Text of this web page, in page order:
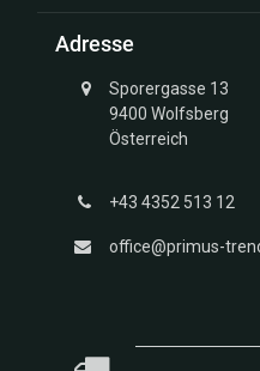
Adresse
Sporergasse 13
9400 Wolfsberg
Österreich
+43 4352 513 12
office@primus-